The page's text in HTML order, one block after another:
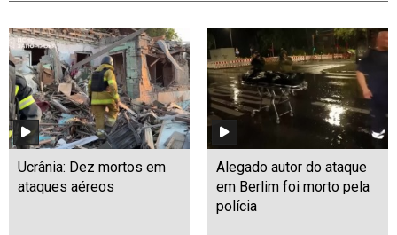
Ucrânia: Dez mortos em
ataques aéreos
Alegado autor do ataque
em Berlim foi morto pela
polícia